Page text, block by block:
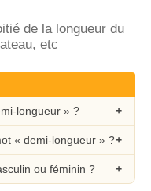
de la longueur du
etc
longueur » ?
« demi-longueur » ?
ou féminin ?